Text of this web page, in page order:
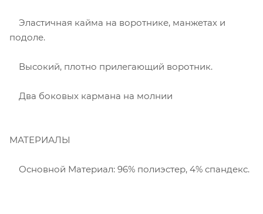
Эластичная кайма на воротнике, манжетах и
подоле.
Высокий, плотно прилегающий воротник.
Два боковых кармана на молнии
МАТЕРИАЛЫ
Основной Материал: 96% полиэстер, 4% спандекс.